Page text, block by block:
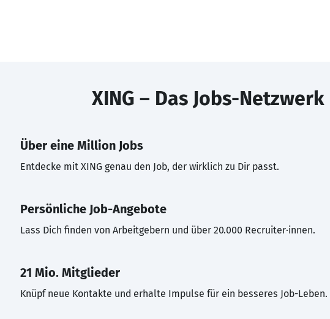
XING – Das Jobs-Netzwerk
Über eine Million Jobs
Entdecke mit XING genau den Job, der wirklich zu Dir passt.
Persönliche Job-Angebote
Lass Dich finden von Arbeitgebern und über 20.000 Recruiter·innen.
21 Mio. Mitglieder
Knüpf neue Kontakte und erhalte Impulse für ein besseres Job-Leben.